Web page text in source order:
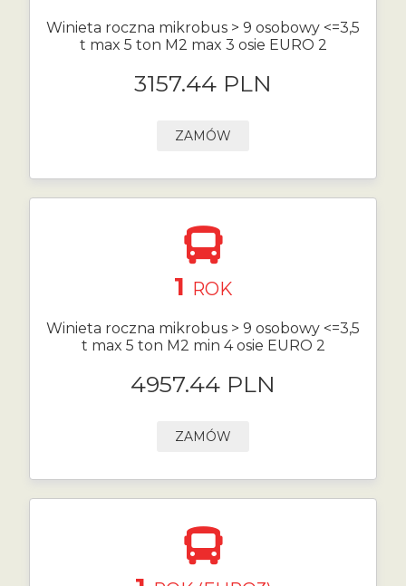
Winieta roczna mikrobus > 9 osobowy <=3,5
t max 5 ton M2 max 3 osie EURO 2
3157.44 PLN
ZAMÓW
1 ROK
Winieta roczna mikrobus > 9 osobowy <=3,5
t max 5 ton M2 min 4 osie EURO 2
4957.44 PLN
ZAMÓW